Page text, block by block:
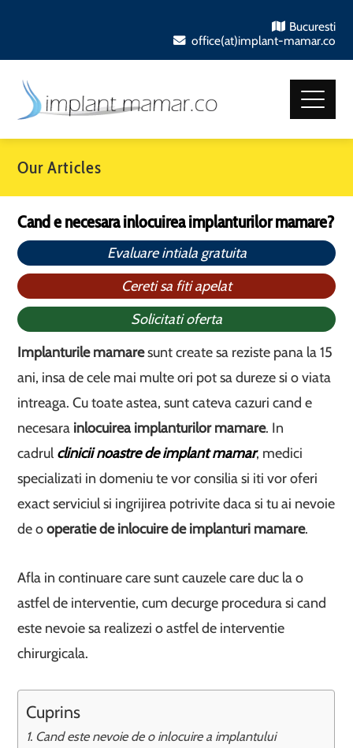
Bucuresti
office(at)implant-mamar.co
Our Articles
Cand e necesara inlocuirea implanturilor mamare?
Evaluare intiala gratuita
Cereti sa fiti apelat
Solicitati oferta
Implanturile mamaresunt create sa reziste pana la 15
ani, insa de cele mai multe ori pot sa dureze si o viata
intreaga. Cu toate astea, sunt cateva cazuri cand e
necesara inlocuirea implanturilor mamare. In
cadrul clinicii noastre de implant mamar, medici
specializati in domeniu te vor consilia si iti vor oferi
exact serviciul si ingrijirea potrivite daca si tu ai nevoie
de ooperatie de inlocuire de implanturi mamare.
Afla in continuare care sunt cauzele care duc la o
astfel de interventie, cum decurge procedura si cand
este nevoie sa realizezi o astfel de interventie
chirurgicala.
Cuprins
Cand este nevoie de o inlocuire a implantului